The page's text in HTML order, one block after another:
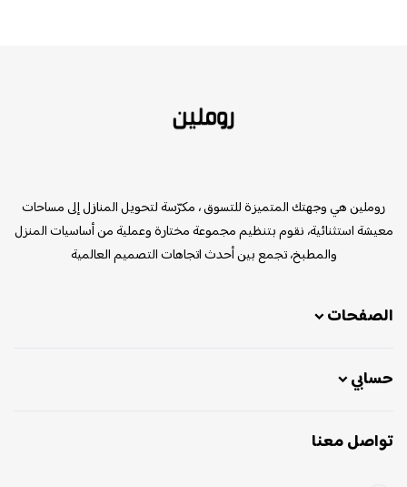
روملين هي وجهتك المتميزة للتسوق ، مكرّسة لتحويل المنازل إلى مساحات
معيشة استثنائية، نقوم بتنظيم مجموعة مختارة وعملية من أساسيات المنزل
والمطبخ، تجمع بين أحدث اتجاهات التصميم العالمية
الصفحات
حسابي
تواصل معنا